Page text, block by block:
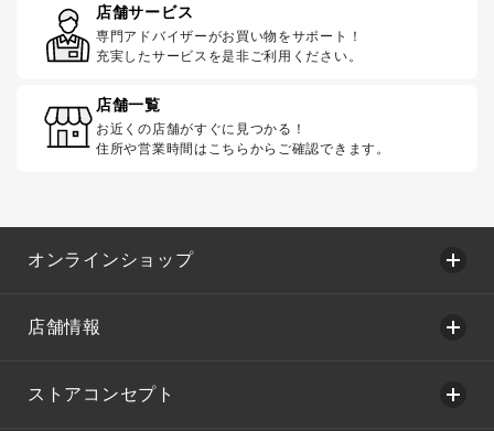
店舗サービス
専門アドバイザーがお買い物をサポート！
充実したサービスを是非ご利用ください。
店舗一覧
お近くの店舗がすぐに見つかる！
住所や営業時間はこちらからご確認できます。
オンラインショップ
店舗情報
ストアコンセプト